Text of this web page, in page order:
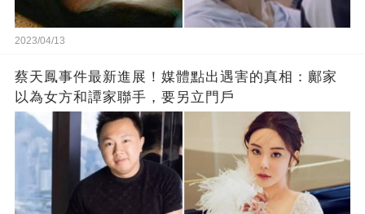
2023/04/13
蔡天鳳事件最新進展！媒體點出遇害的真相：鄺家
以為女方和譚家聯手，要另立門戶